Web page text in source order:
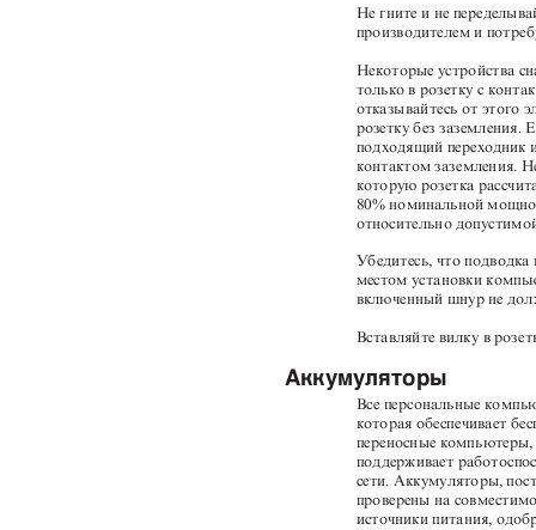
Не гните и не
производителем и
Некоторые устройства
только в розетку с
отказывайтесь от этого
розетку без
подходящий переходник
контактом заземления.
которую розетка
80% номинальной
относительно
Убедитесь, что
местом установки
включенный шнур не
Вставляйте вилку в
Аккумуляторы
Все персональные
которая обеспечивает
переносные
поддерживает
сети. Аккумуляторы,
проверены на
источники питания,